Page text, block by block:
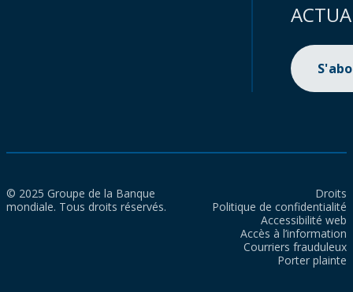
© 2025 Groupe de la Banque
mondiale. Tous droits réservés.
Droits
Politique de confidentialité
Accessibilité web
Accès à l’information
Courriers frauduleux
Porter plainte